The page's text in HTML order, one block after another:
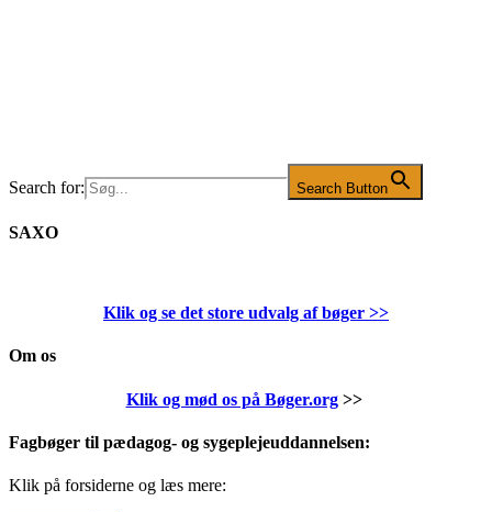
Search for: Search Button
SAXO
Klik og se det store udvalg af bøger >>
Om os
Klik og mød os på Bøger.org>>
Fagbøger til pædagog- og sygeplejeuddannelsen:
Klik på forsiderne og læs mere: